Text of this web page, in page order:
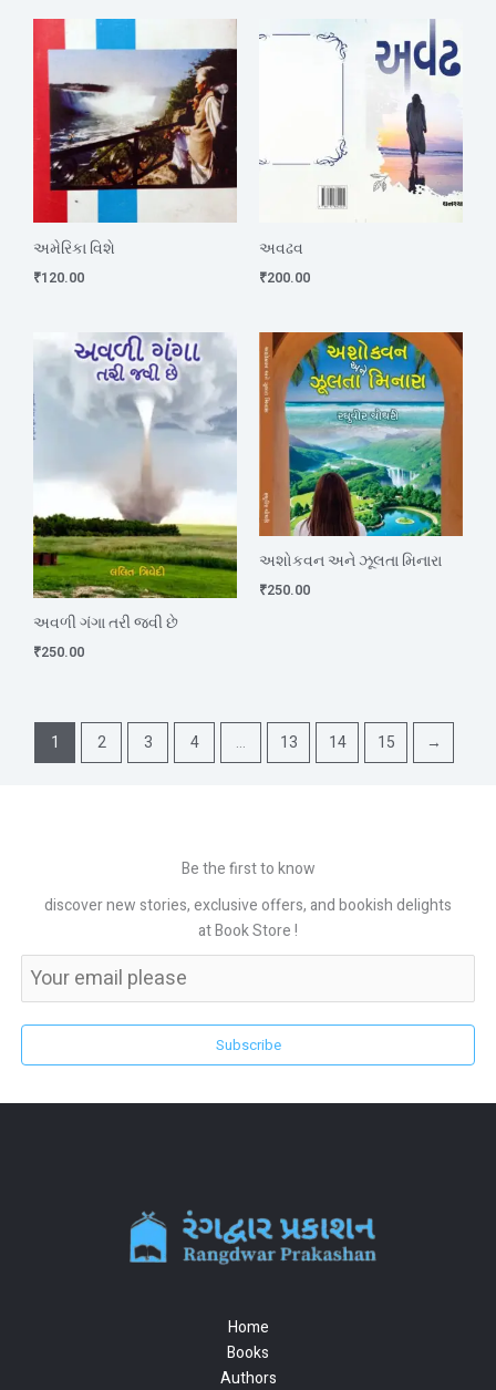
અમેરિકા વિશે
₹120.00
અવઢવ
₹200.00
અવળી ગંગા તરી જવી છે
₹250.00
અશોકવન અને ઝૂલતા મિનારા
₹250.00
1 2 3 4 … 13 14 15 →
Be the first to know
discover new stories, exclusive offers, and bookish delights
at Book Store !
Subscribe
Home
Books
Authors